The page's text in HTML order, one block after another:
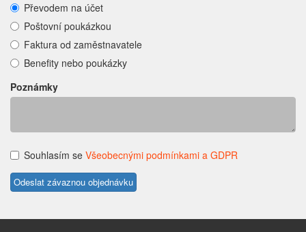
Převodem na účet
Poštovní poukázkou
Faktura od zaměstnavatele
Benefity nebo poukázky
Poznámky
Souhlasím se Všeobecnými podmínkami a GDPR